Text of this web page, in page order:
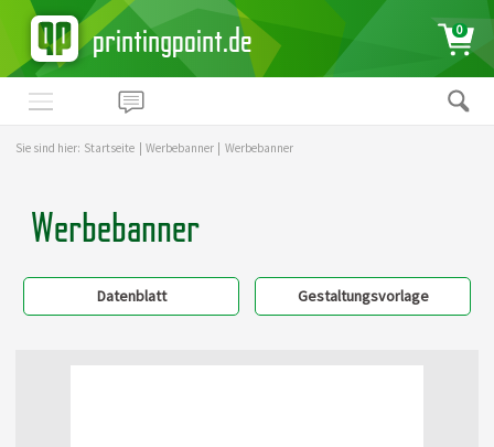
printingpoint.de 0
Sie sind hier: Startseite Werbebanner Werbebanner
Werbebanner
Datenblatt Gestaltungsvorlage